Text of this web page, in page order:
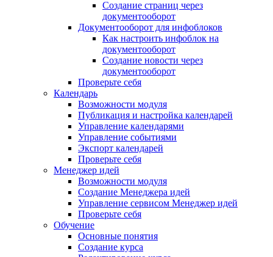
Создание страниц через
документооборот
Документооборот для инфоблоков
Как настроить инфоблок на
документооборот
Создание новости через
документооборот
Проверьте себя
Календарь
Возможности модуля
Публикация и настройка календарей
Управление календарями
Управление событиями
Экспорт календарей
Проверьте себя
Менеджер идей
Возможности модуля
Создание Менеджера идей
Управление сервисом Менеджер идей
Проверьте себя
Обучение
Основные понятия
Создание курса